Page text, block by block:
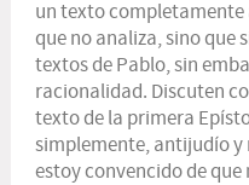
un texto
que no analiza, sino que
textos de Pablo, sin
racionalidad. Discuten
texto de la primera
simplemente, antijudío y
estoy convencido de que